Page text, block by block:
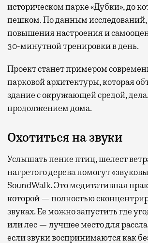
историческом парке «Дубки», до
пешком. По данным
повышения настроения и
30-минутной тренировки в день.
Проект станет примером
парковой архитектуры, которая
здание с окружающей средой,
продолжением дома.
Охотиться на звуки
Услышать пение птиц, шелест
нагретого дерева помогут
SoundWalk. Это медитативная
которой — полностью
звуках. Ее можно запустить где
или лес — лучшее место для
если звуки воспринимаются как